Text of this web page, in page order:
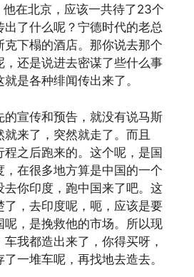
在北京，应该一共待了23个
了什么呢？宁德时代的老总
下榻的酒店。那你说去那个
，还是说进去密谋了些什么事
是各种绯闻传出来了。
的宣传和预告，就没有说马斯
来了，突然就走了。而且
之后跑来的。这个呢，是国
，在很多地方算是中国的一个
去你印度，跑中国来了吧。这
了，去印度呢，呃，应该是要
呢，是挽救他的市场。所以现
我都造出来了，你得买呀，
一堆车呢，再找地去造去。